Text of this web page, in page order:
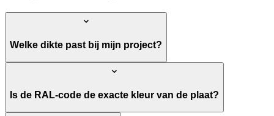
Welke dikte past bij mijn project?
Is de RAL-code de exacte kleur van de plaat?